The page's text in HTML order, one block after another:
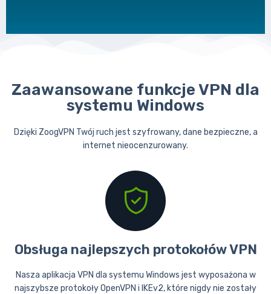
Zaawansowane funkcje VPN dla
systemu Windows
Dzięki ZoogVPN Twój ruch jest szyfrowany, dane bezpieczne, a
internet nieocenzurowany.
Obsługa najlepszych protokołów VPN
Nasza aplikacja VPN dla systemu Windows jest wyposażona w
najszybsze protokoły OpenVPN i IKEv2, które nigdy nie zostały